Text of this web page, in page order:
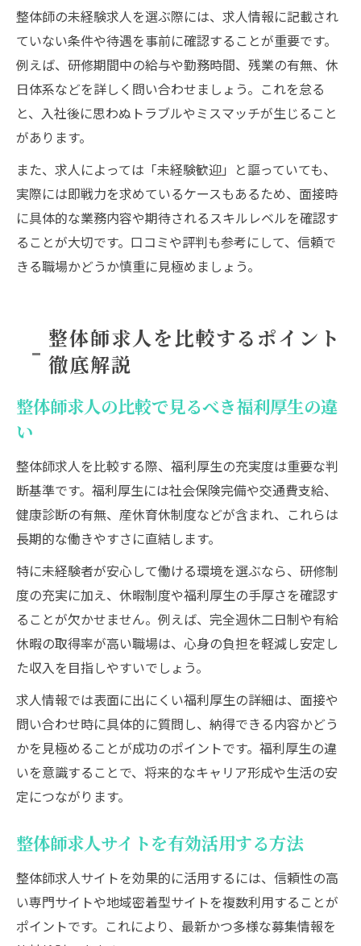
整体師の未経験求人を選ぶ際には、求人情報に記載され
ていない条件や待遇を事前に確認することが重要です。
例えば、研修期間中の給与や勤務時間、残業の有無、休
日体系などを詳しく問い合わせましょう。これを怠る
と、入社後に思わぬトラブルやミスマッチが生じること
があります。
また、求人によっては「未経験歓迎」と謳っていても、
実際には即戦力を求めているケースもあるため、面接時
に具体的な業務内容や期待されるスキルレベルを確認す
ることが大切です。口コミや評判も参考にして、信頼で
きる職場かどうか慎重に見極めましょう。
整体師求人を比較するポイント
徹底解説
整体師求人の比較で見るべき福利厚生の違
い
整体師求人を比較する際、福利厚生の充実度は重要な判
断基準です。福利厚生には社会保険完備や交通費支給、
健康診断の有無、産休育休制度などが含まれ、これらは
長期的な働きやすさに直結します。
特に未経験者が安心して働ける環境を選ぶなら、研修制
度の充実に加え、休暇制度や福利厚生の手厚さを確認す
ることが欠かせません。例えば、完全週休二日制や有給
休暇の取得率が高い職場は、心身の負担を軽減し安定し
た収入を目指しやすいでしょう。
求人情報では表面に出にくい福利厚生の詳細は、面接や
問い合わせ時に具体的に質問し、納得できる内容かどう
かを見極めることが成功のポイントです。福利厚生の違
いを意識することで、将来的なキャリア形成や生活の安
定につながります。
整体師求人サイトを有効活用する方法
整体師求人サイトを効果的に活用するには、信頼性の高
い専門サイトや地域密着型サイトを複数利用することが
ポイントです。これにより、最新かつ多様な募集情報を